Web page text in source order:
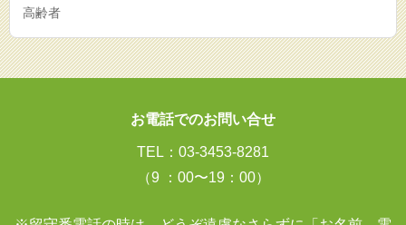
高齢者
お電話でのお問い合せ
TEL：03-3453-8281
（9 ：00〜19：00）